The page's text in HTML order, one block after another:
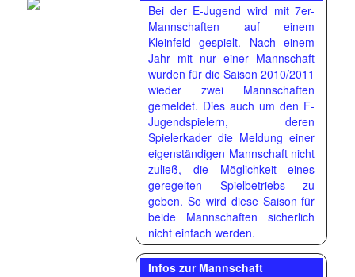
Bei der E-Jugend wird mit 7er-
Mannschaften auf einem
Kleinfeld gespielt. Nach einem
Jahr mit nur einer Mannschaft
wurden für die Saison 2010/2011
wieder zwei Mannschaften
gemeldet. Dies auch um den F-
Jugendspielern, deren
Spielerkader die Meldung einer
eigenständigen Mannschaft nicht
zuließ, die Möglichkeit eines
geregelten Spielbetriebs zu
geben. So wird diese Saison für
beide Mannschaften sicherlich
nicht einfach werden.
Infos zur Mannschaft